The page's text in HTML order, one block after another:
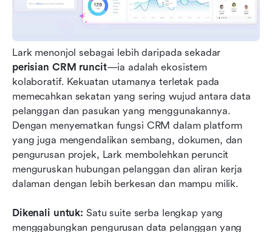
perisian CRM runcit—ia adalah ekosistem
kolaboratif. Kekuatan utamanya terletak pada
memecahkan sekatan yang sering wujud antara data
pelanggan dan pasukan yang menggunakannya.
Dengan menyematkan fungsi CRM dalam platform
yang juga mengendalikan sembang, dokumen, dan
pengurusan projek, Lark membolehkan peruncit
menguruskan hubungan pelanggan dan aliran kerja
dalaman dengan lebih berkesan dan mampu milik.
Dikenali untuk: Satu suite serba lengkap yang
menggabungkan pengurusan data pelanggan yang